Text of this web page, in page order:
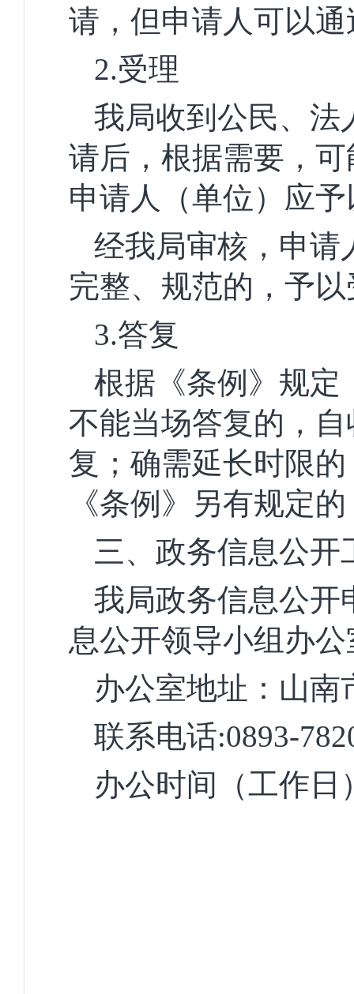
请，但申请人可以
2.受理
我局收到公民、法
请后，根据需要，
申请人（单位）应
经我局审核，申请
完整、规范的，予
3.答复
根据《条例》规定
不能当场答复的，
复；确需延长时限
《条例》另有规定
三、政务信息公开
我局政务信息公开
息公开领导小组办
办公室地址：山南
联系电话:0893-
办公时间（工作日